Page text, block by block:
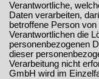
Verantwortliche,
Daten verarbeiten,
betroffene Person
Verantwortlichen die
personenbezogenen
dieser
Verarbeitung nicht
GmbH wird im